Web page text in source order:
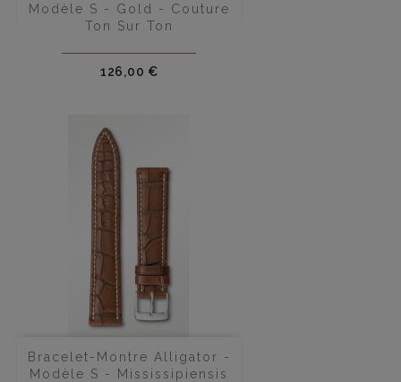
Modèle S - Gold - Couture
Ton Sur Ton
Prix
126,00 €
Bracelet-Montre Alligator -
Modèle S - Mississipiensis